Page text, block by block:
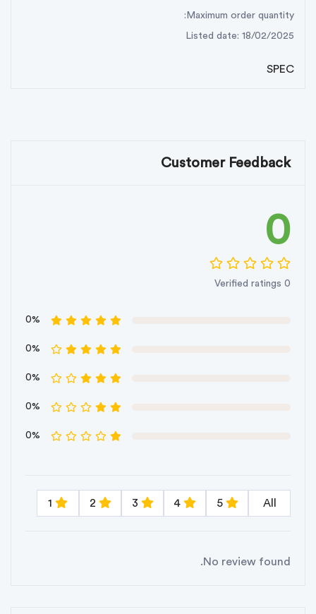
Maximum order quantity:
Listed date: 18/02/2025
SPEC
Customer Feedback
0
0 Verified ratings
0%
0%
0%
0%
0%
All
5
4
3
2
1
No review found.